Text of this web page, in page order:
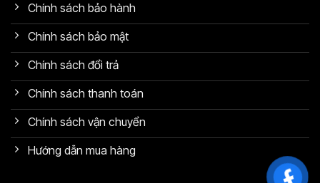
Chính sách bảo hành
Chính sách bảo mật
Chính sách đổi trả
Chính sách thanh toán
Chính sách vận chuyển
Hướng dẫn mua hàng